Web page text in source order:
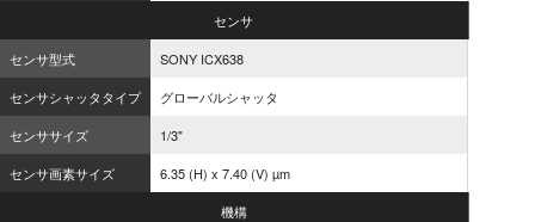
センサ
センサ型式
SONY ICX638
センサシャッタタイプ
グローバルシャッタ
センササイズ
1/3"
センサ画素サイズ
6.35 (H) x 7.40 (V) µm
機構